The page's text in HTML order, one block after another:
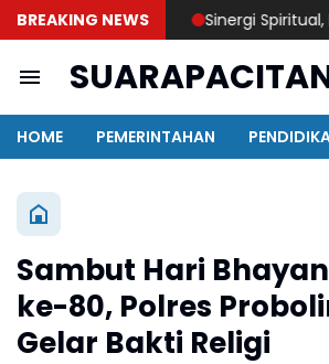
BREAKING NEWS Sinergi Spiritual,
HOME PEMERINTAHAN
Sambut Hari
ke-80, Polres
Gelar Bakti Religi